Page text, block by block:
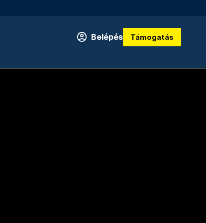
Belépés Támogatás